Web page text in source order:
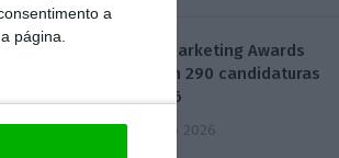
a
página.
APPM Marketing Awards
atingem 290 candidaturas
em 2026
4 Agosto 2026